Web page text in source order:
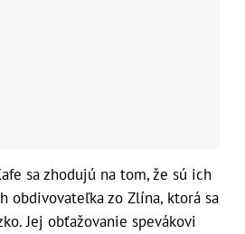
sa zhodujú na tom, že sú ich
obdivovateľka zo Zlína, ktorá sa
Jej obťažovanie spevákovi